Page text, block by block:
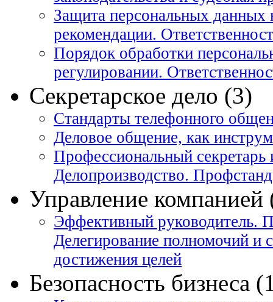
Защита персональных данных
рекомендации.
Порядок обработки
регулировании.
Секретарское дело (3)
Стандарты телефонного
Деловое общение, как
Профессиональный
Делопроизводство.
Управление компанией
Эффективный руководитель.
Делегирование полномочий и
достижения целей
Безопасность бизнеса